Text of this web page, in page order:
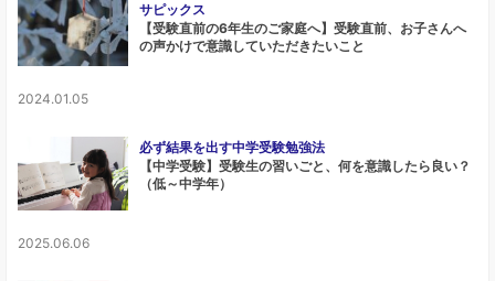
サピックス
【受験直前の6年生のご家庭へ】受験直前、お子さんへ
の声かけで意識していただきたいこと
2024.01.05
必ず結果を出す中学受験勉強法
【中学受験】受験生の習いごと、何を意識したら良い？
（低～中学年）
2025.06.06